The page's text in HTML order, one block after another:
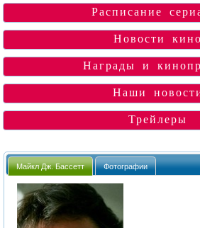
Расписание
Новости кино
Награды и
Наши
Трейлеры
Майкл Дж. Бассетт Фотографии